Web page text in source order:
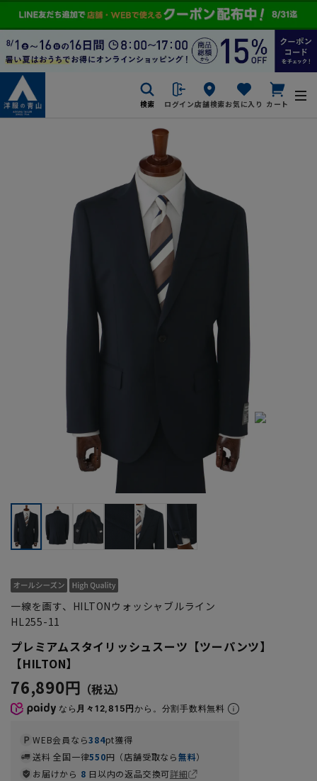
検索 ログイン店舗検索お気に入り カート
一線を画す、HILTONウォッシャブルライン
HL255-11
プレミアムスタイリッシュスーツ【ツーパンツ】
【HILTON】
76,890円
なら 月々12,815円から。分割手数料無料
WEB会員なら384pt獲得
送料 全国一律550円（店舗受取なら無料）
お届けから 8 日以内の返品交換可詳細